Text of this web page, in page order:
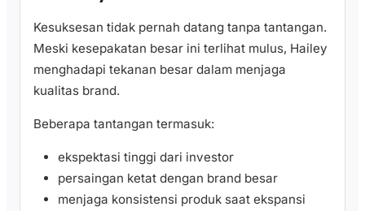
Kesuksesan tidak pernah datang tanpa tantangan.
Meski kesepakatan besar ini terlihat mulus, Hailey
menghadapi tekanan besar dalam menjaga
kualitas brand.
Beberapa tantangan termasuk:
ekspektasi tinggi dari investor
persaingan ketat dengan brand besar
menjaga konsistensi produk saat ekspansi